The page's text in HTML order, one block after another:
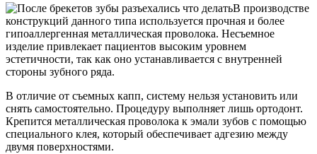
В производстве
конструкций данного типа используется прочная и более
гипоаллергенная металлическая проволока. Несъемное
изделие привлекает пациентов высоким уровнем
эстетичности, так как оно устанавливается с внутренней
стороны зубного ряда.
В отличие от съемных капп, систему нельзя установить или
снять самостоятельно. Процедуру выполняет лишь ортодонт.
Крепится металлическая проволока к эмали зубов с помощью
специального клея, который обеспечивает адгезию между
двумя поверхностями.